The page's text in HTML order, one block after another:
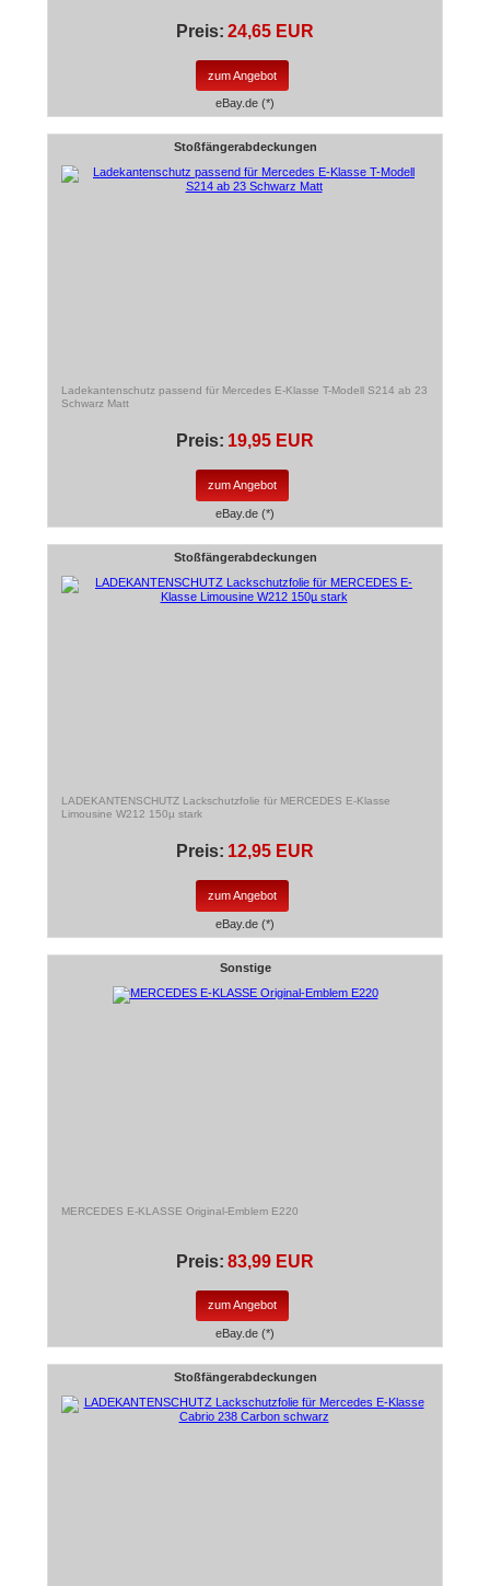
Preis: 24,65 EUR
zum Angebot
eBay.de (*)
Stoßfängerabdeckungen
Ladekantenschutz passend für Mercedes E-Klasse T-Modell S214 ab 23
Schwarz Matt
Preis: 19,95 EUR
zum Angebot
eBay.de (*)
Stoßfängerabdeckungen
LADEKANTENSCHUTZ Lackschutzfolie für MERCEDES E-Klasse
Limousine W212 150µ stark
Preis: 12,95 EUR
zum Angebot
eBay.de (*)
Sonstige
MERCEDES E-KLASSE Original-Emblem E220
Preis: 83,99 EUR
zum Angebot
eBay.de (*)
Stoßfängerabdeckungen